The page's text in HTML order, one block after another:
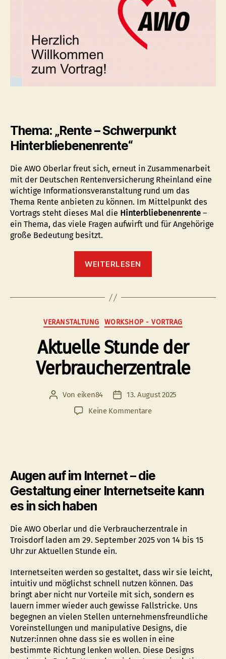
Thema: „Rente – Schwerpunkt
Hinterbliebenenrente“
Die AWO Oberlar freut sich, erneut in Zusammenarbeit
mit der Deutschen Rentenversicherung Rheinland eine
wichtige Informationsveranstaltung rund um das
Thema Rente anbieten zu können. Im Mittelpunkt des
Vortrags steht dieses Mal die Hinterbliebenenrente –
ein Thema, das viele Fragen aufwirft und für Angehörige
große Bedeutung besitzt.
WEITERLESEN
Kategorien
VERANSTALTUNG WORKSHOP - VORTRAG
Aktuelle Stunde der
Verbraucherzentrale
Beitragsautor
Von eiken84 Veröffentlichungsdatum
13. August 2025
Keine Kommentarezu
Augen auf im Internet – die
Gestaltung einer Internetseite kann
es in sich haben
Die AWO Oberlar und die Verbraucherzentrale in
Troisdorf laden am 29. September 2025 von 14 bis 15
Uhr zur Aktuellen Stunde ein.
Internetseiten werden so gestaltet, dass wir sie leicht,
intuitiv und möglichst schnell nutzen können. Das
bringt aber nicht nur Vorteile mit sich, sondern es
lauern immer wieder auch gewisse Fallstricke. Uns
begegnen an vielen Stellen unternehmensfreundliche
Voreinstellungen und manipulative Designs, die
Nutzer:innen ohne dass sie es wollen in eine
bestimmte Richtung lenken wollen. Diese Designs